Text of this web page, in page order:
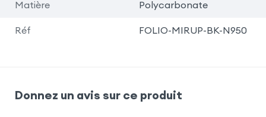
Matière Polycarbonate
Réf FOLIO-MIRUP-BK-N950
Donnez un avis sur ce produit